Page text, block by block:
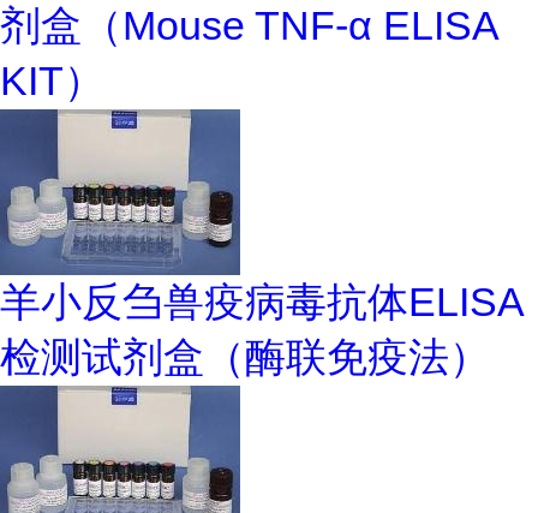
剂盒（Mouse TNF-α ELISA
KIT）
羊小反刍兽疫病毒抗体ELISA
检测试剂盒（酶联免疫法）